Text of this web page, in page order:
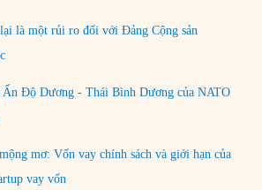
là một rủi ro đối với Đảng Cộng sản
Ấn Độ Dương - Thái Bình Dương của NATO
mơ: Vốn vay chính sách và giới hạn của
vay vốn